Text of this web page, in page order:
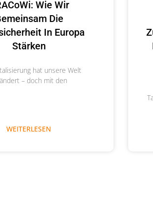
Wie Wir
Die
In Europa
Stärken
hat unsere Welt
– doch mit den
WEITERLESEN